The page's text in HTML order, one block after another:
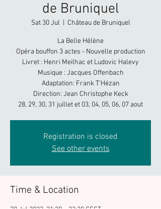
de Bruniquel
Sat 30 Jul Château de Bruniquel
La Belle Hélène
Opéra bouffon 3 actes - Nouvelle production
Livret : Henri Meilhac et Ludovic Halevy
Musique : Jacques Offenbach
Adaptation: Frank T'Hézan
Direction: Jean Christophe Keck
28, 29, 30, 31 juillet et 03, 04, 05, 06, 07 aout
Registration is closed
See other events
Time & Location